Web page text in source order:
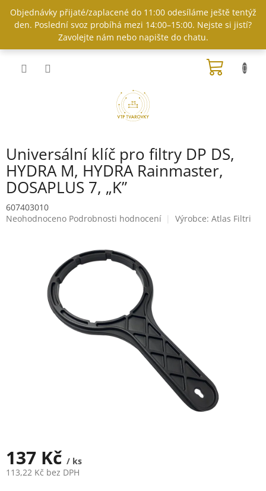
obsah
Objednávky přijaté/zaplacené do 11:00 odesíláme ještě tentýž
den. Poslední svoz probíhá mezi 14:00–15:00. Nejste si jistí?
Zavolejte nám nebo napište do chatu.
Universální klíč pro filtry DP DS,
HYDRA M, HYDRA Rainmaster,
DOSAPLUS 7, „K”
607403010
Průměrné
Neohodnoceno Podrobnosti hodnocení Výrobce: Atlas Filtri
137 Kč / ks
113,22 Kč bez DPH